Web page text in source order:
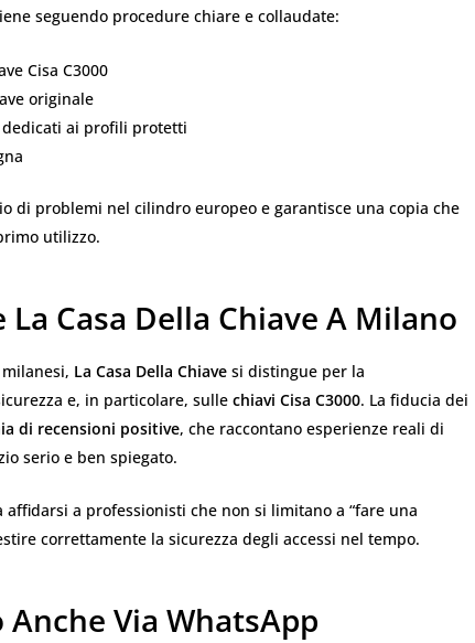
seguendo procedure chiare e collaudate:
Cisa C3000
originale
ai profili protetti
di problemi nel cilindro europeo e garantisce una copia che
utilizzo.
La Casa Della Chiave A Milano
La Casa Della Chiave si distingue per la
e, in particolare, sulle chiavi Cisa C3000. La fiducia dei
di recensioni positive, che raccontano esperienze reali di
serio e ben spiegato.
a professionisti che non si limitano a “fare una
correttamente la sicurezza degli accessi nel tempo.
Via WhatsApp